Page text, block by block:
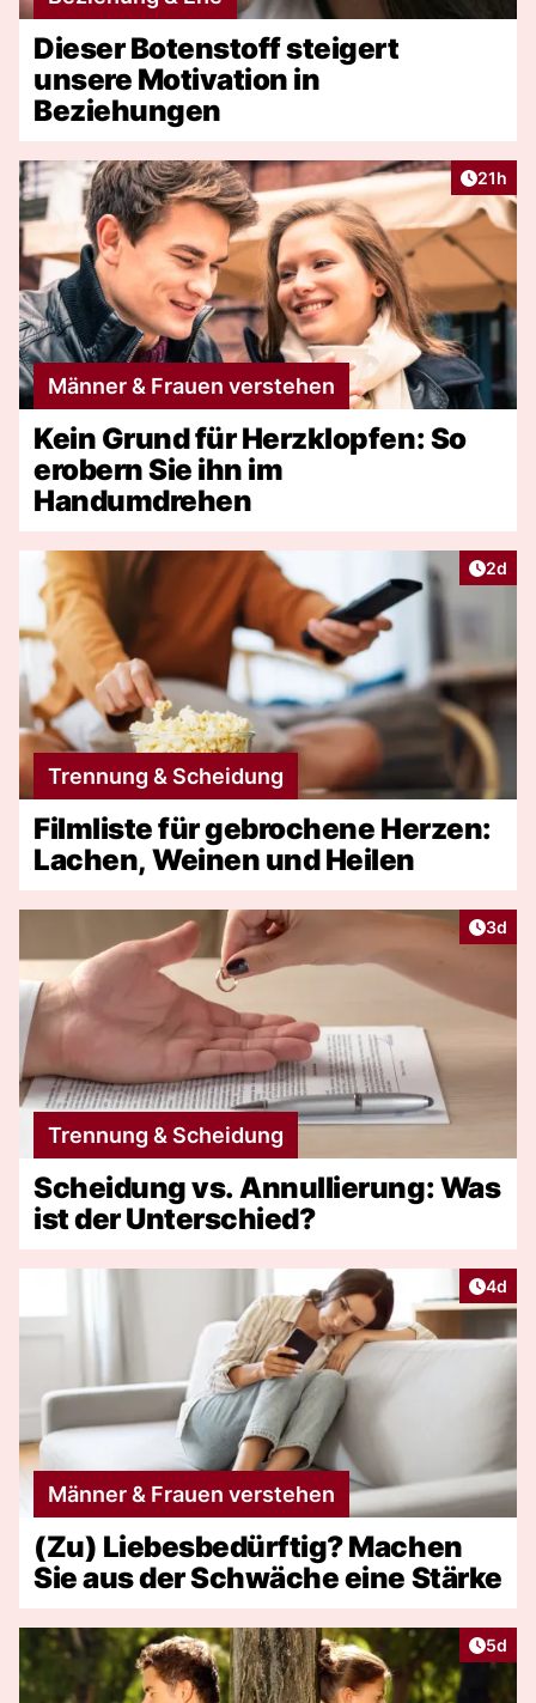
Dieser Botenstoff steigert
unsere Motivation in
Beziehungen
Artikel
21h
Männer & Frauen verstehen
Kein Grund für Herzklopfen: So
erobern Sie ihn im
Handumdrehen
2d
Trennung & Scheidung
Filmliste für gebrochene Herzen:
Lachen, Weinen und Heilen
3d
Trennung & Scheidung
Scheidung vs. Annullierung: Was
ist der Unterschied?
4d
Männer & Frauen verstehen
(Zu) Liebesbedürftig? Machen
Sie aus der Schwäche eine Stärke
5d